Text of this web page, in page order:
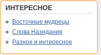
ИНТЕРЕСНОЕ
Восточные мудрецы
Слова Назидания
Разное и интересное